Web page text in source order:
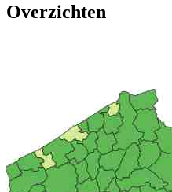
Overzichten